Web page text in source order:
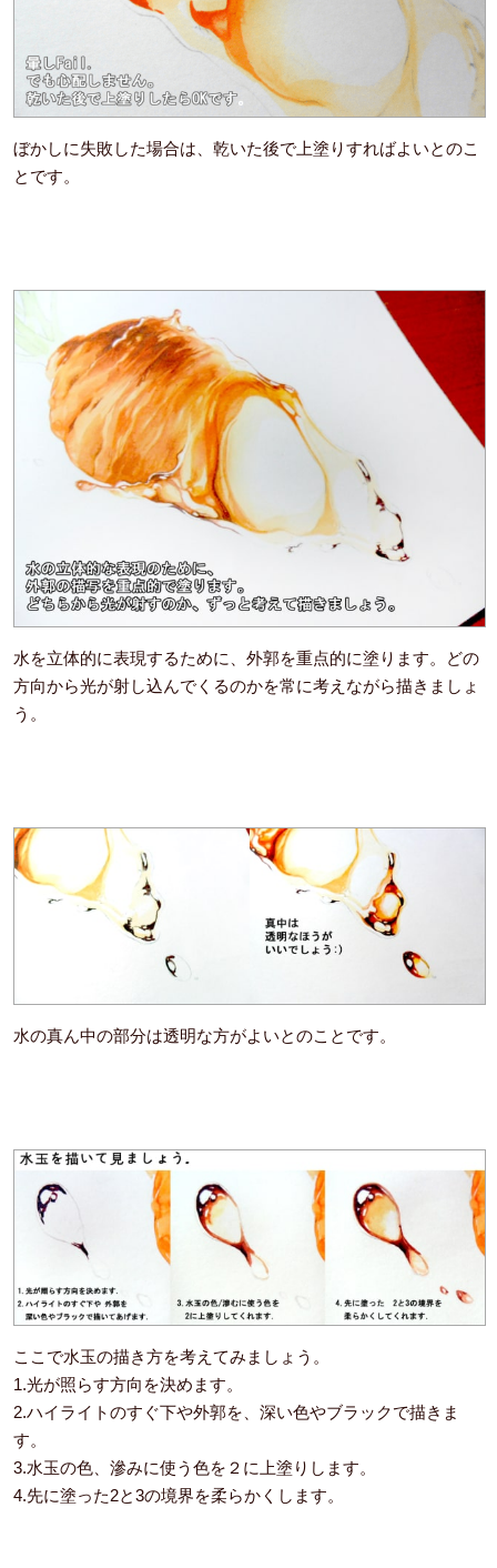
ぼかしに失敗した場合は、乾いた後で上塗りすればよいとのこ
とです。
水を立体的に表現するために、外郭を重点的に塗ります。どの
方向から光が射し込んでくるのかを常に考えながら描きましょ
う。
水の真ん中の部分は透明な方がよいとのことです。
ここで水玉の描き方を考えてみましょう。
1.光が照らす方向を決めます。
2.ハイライトのすぐ下や外郭を、深い色やブラックで描きま
す。
3.水玉の色、滲みに使う色を２に上塗りします。
4.先に塗った2と3の境界を柔らかくします。